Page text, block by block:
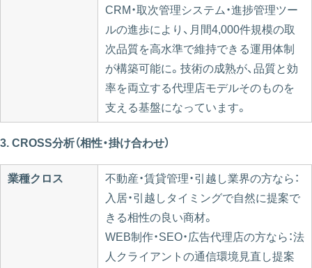
CRM・取次管理システム・進捗管理ツー
ルの進歩により、月間4,000件規模の取
次品質を高水準で維持できる運用体制
が構築可能に。技術の成熟が、品質と効
率を両立する代理店モデルそのものを
支える基盤になっています。
3. CROSS分析（相性・掛け合わせ）
業種クロス
不動産・賃貸管理・引越し業界の方なら：
入居・引越しタイミングで自然に提案で
きる相性の良い商材。
WEB制作・SEO・広告代理店の方なら：法
人クライアントの通信環境見直し提案